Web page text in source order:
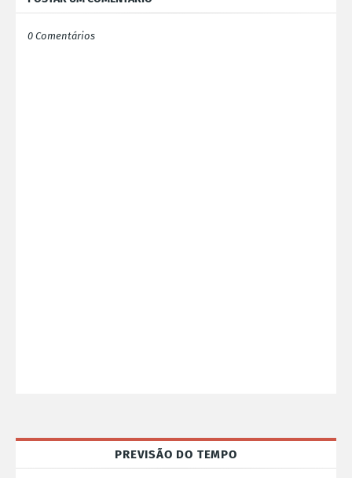
0 Comentários
PREVISÃO DO TEMPO